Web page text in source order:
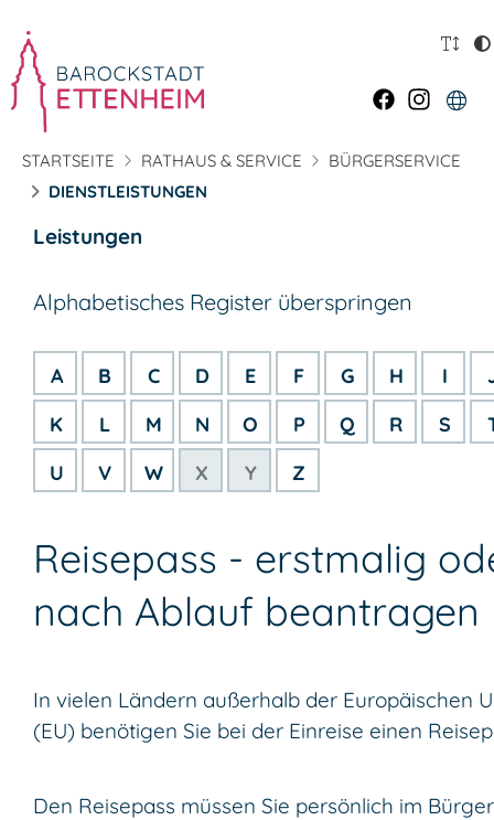
STARTSEITE RATHAUS & SERVICE
BÜRGERSERVICE
DIENSTLEISTUNGEN
Leistungen
Alphabetisches Register überspringen
A B C D E F G H I
K
L M N O P Q R S
U
V W X Y Z
Reisepass - erstmalig
nach Ablauf beantragen
In vielen Ländern außerhalb der Europäischen
(EU) benötigen Sie bei der Einreise einen
Den Reisepass müssen Sie persönlich im